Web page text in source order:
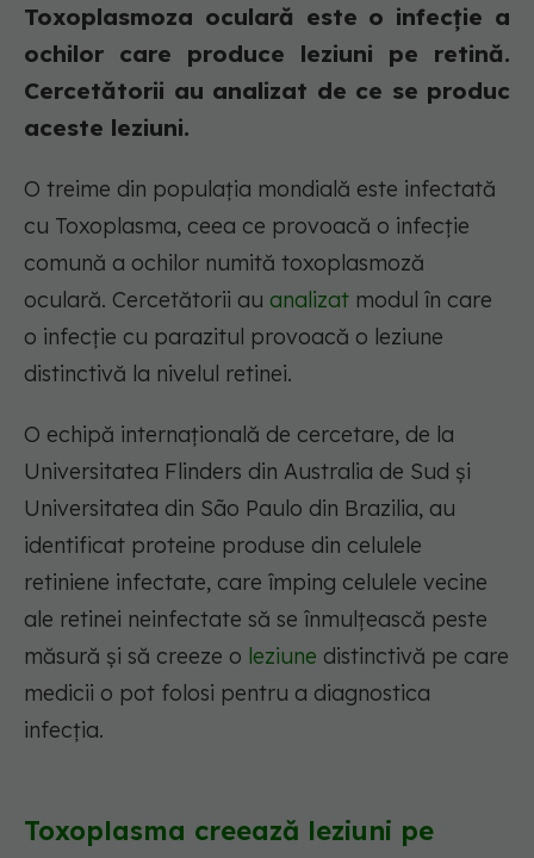
Toxoplasmoza oculară este o infecție a
ochilor care produce leziuni pe retină.
Cercetătorii au analizat de ce se produc
aceste leziuni.
O treime din populația mondială este infectată
cu Toxoplasma, ceea ce provoacă o infecție
comună a ochilor numită toxoplasmoză
oculară. Cercetătorii au analizat modul în care
o infecție cu parazitul provoacă o leziune
distinctivă la nivelul retinei.
O echipă internațională de cercetare, de la
Universitatea Flinders din Australia de Sud și
Universitatea din São Paulo din Brazilia, au
identificat proteine produse din celulele
retiniene infectate, care împing celulele vecine
ale retinei neinfectate să se înmulțească peste
măsură și să creeze o leziune distinctivă pe care
medicii o pot folosi pentru a diagnostica
infecția.
Toxoplasma creează leziuni pe